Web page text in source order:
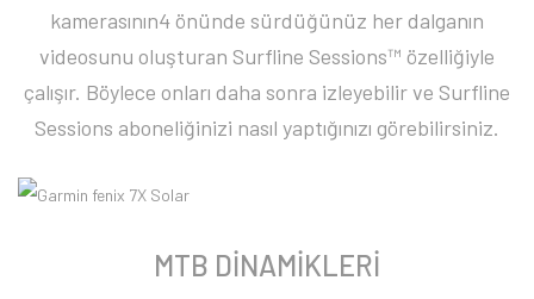
kamerasının4 önünde sürdüğünüz her dalganın
videosunu oluşturan Surfline Sessions™ özelliğiyle
çalışır. Böylece onları daha sonra izleyebilir ve Surfline
Sessions aboneliğinizi nasıl yaptığınızı görebilirsiniz.
MTB DİNAMİKLERİ